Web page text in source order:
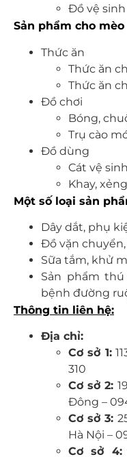
Đồ vệ sinh
Sản phẩm cho mèo
Thức ăn
Thức ăn
Thức ăn
Đồ chơi
Bóng,
Trụ cào
Đồ dùng
Cát vệ sinh
Khay,
Một số loại sản
Dây dắt, phụ
Đồ vặn
Sữa tắm, khử
Sản phẩm
bệnh đường
Thông tin liên hệ:
Địa chỉ:
Cơ sở 1:
310
Cơ sở 2:
Đông –
Cơ sở 3:
Hà Nội –
Cơ sở 4: